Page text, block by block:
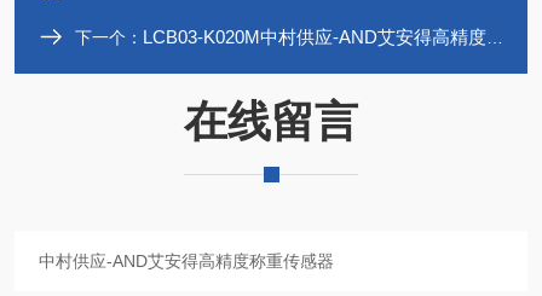
下一个： LCB03-K020M中村供应-AND艾安得高精度称重传感器
在线留言